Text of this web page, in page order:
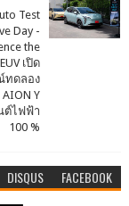
Test
Day -
the
เปิด
ทดลอง
Y
ต์ไฟฟ้า
100 %
DISQUS FACEBOOK